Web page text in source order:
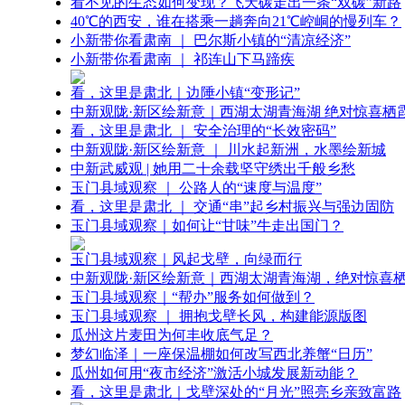
40℃的西安，谁在搭乘一趟奔向21℃崆峒的慢列车？
小新带你看肃南 ｜ 巴尔斯小镇的“清凉经济”
小新带你看肃南 ｜ 祁连山下马蹄疾
看，这里是肃北｜边陲小镇“变形记”
中新观陇·新区绘新意｜西湖太湖青海湖 绝对惊喜栖
看，这里是肃北 ｜ 安全治理的“长效密码”
中新观陇·新区绘新意 ｜ 川水起新洲，水墨绘新城
中新武威观 | 她用二十余载坚守绣出千般乡愁
玉门县域观察 ｜ 公路人的“速度与温度”
看，这里是肃北 ｜ 交通“串”起乡村振兴与强边固防
玉门县域观察｜如何让“甘味”牛走出国门？
玉门县域观察｜风起戈壁，向绿而行
中新观陇·新区绘新意｜西湖太湖青海湖，绝对惊喜
玉门县域观察｜“帮办”服务如何做到？
玉门县域观察 ｜ 拥抱戈壁长风，构建能源版图
瓜州这片麦田为何丰收底气足？
梦幻临泽｜一座保温棚如何改写西北养蟹“日历”
瓜州如何用“夜市经济”激活小城发展新动能？
看，这里是肃北｜戈壁深处的“月光”照亮乡亲致富路